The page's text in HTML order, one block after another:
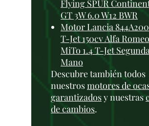
Flying SPUR
GT 3W 6.0 W12 BWR
Motor Lancia
T-Jet 150cv Alfa Romeo
MiTo 1.4 T-Jet
Mano
Descubre también todos
nuestrosmotores de
garantizadosy nuestras
de cambios.